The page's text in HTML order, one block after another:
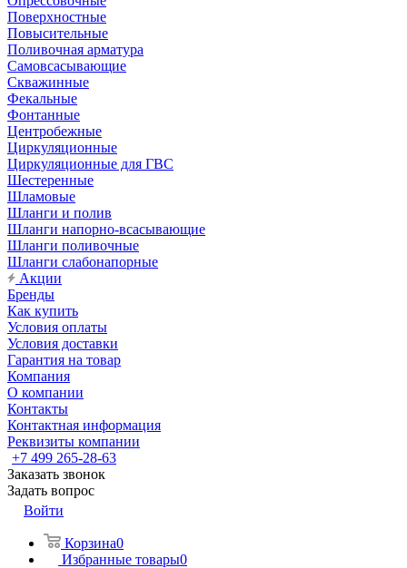
Поверхностные
Повысительные
Поливочная арматура
Самовсасывающие
Скважинные
Фекальные
Фонтанные
Центробежные
Циркуляционные
Циркуляционные для ГВС
Шестеренные
Шламовые
Шланги и полив
Шланги напорно-всасывающие
Шланги поливочные
Шланги слабонапорные
Акции
Бренды
Как купить
Условия оплаты
Условия доставки
Гарантия на товар
Компания
О компании
Контакты
Контактная информация
Реквизиты компании
+7 499 265-28-63
Заказать звонок
Задать вопрос
Войти
Корзина0
Избранные товары0